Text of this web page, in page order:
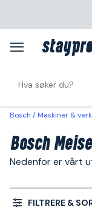
Bosch Maskiner &
Bosch
Nedenfor er vårt
FILTRERE &